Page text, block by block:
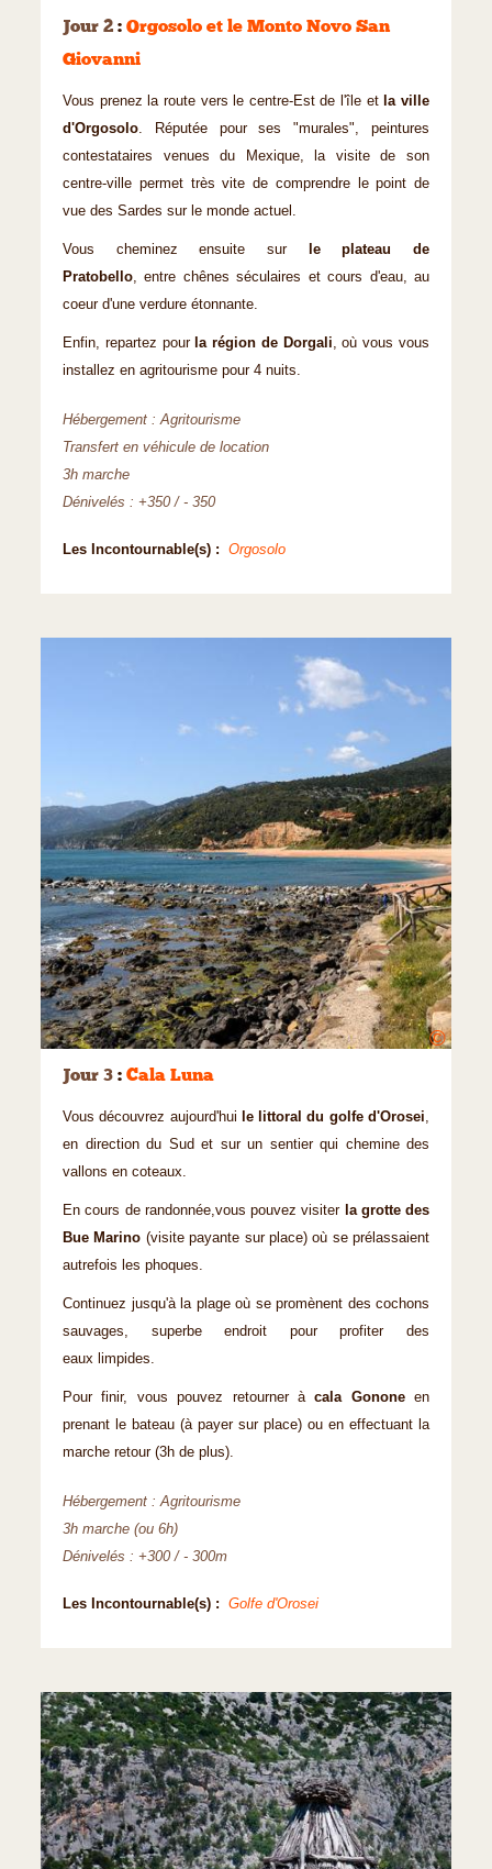
Jour 2 : Orgosolo et le Monto Novo San
Giovanni
Vous prenez la route vers le centre-Est de l'île et la ville
d'Orgosolo. Réputée pour ses "murales", peintures
contestataires venues du Mexique, la visite de son
centre-ville permet très vite de comprendre le point de
vue des Sardes sur le monde actuel.
Vous cheminez ensuite sur
le plateau de
Pratobello, entre chênes séculaires et cours d'eau, au
coeur d'une verdure étonnante.
Enfin, repartez pour la région de Dorgali, où vous vous
installez en agritourisme pour 4 nuits.
Hébergement : Agritourisme
Transfert en véhicule de location
3h marche
Dénivelés : +350 / - 350
Les Incontournable(s) : Orgosolo
©
Jour 3 : Cala Luna
Vous découvrez aujourd'hui le littoral du golfe d'Orosei,
en direction du Sud et sur un sentier qui chemine des
vallons en coteaux.
En cours de randonnée,vous pouvez visiter la grotte des
Bue Marino (visite payante sur place) où se prélassaient
autrefois les phoques.
Continuez jusqu'à la plage où se promènent des cochons
sauvages, superbe endroit pour profiter des
eaux limpides.
Pour finir, vous pouvez retourner àcala Gononeen
prenant le bateau (à payer sur place) ou en effectuant la
marche retour (3h de plus).
Hébergement : Agritourisme
3h marche (ou 6h)
Dénivelés : +300 / - 300m
Les Incontournable(s) : Golfe d'Orosei